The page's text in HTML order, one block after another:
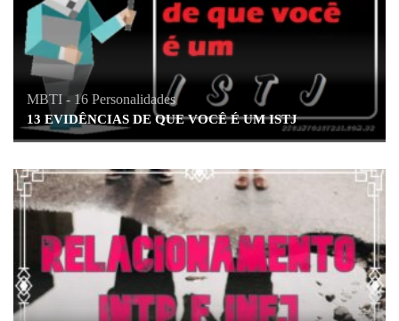
MBTI - 16 Personalidades
13 EVIDÊNCIAS DE QUE VOCÊ É UM ISTJ